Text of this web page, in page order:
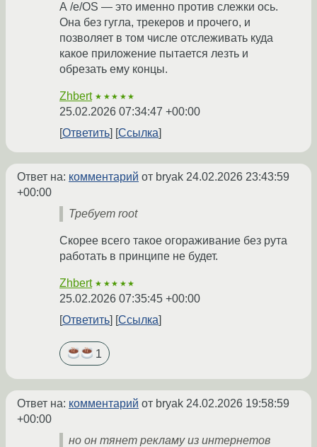
А /e/OS — это именно против слежки ось.
Она без гугла, трекеров и прочего, и
позволяет в том числе отслеживать куда
какое приложение пытается лезть и
обрезать ему концы.
Zhbert ★★★★★
25.02.2026 07:34:47 +00:00
Ответить
Ссылка
Ответ на: комментарий от bryak 24.02.2026 23:43:59
+00:00
Требует root
Скорее всего такое огораживание без рута
работать в принципе не будет.
Zhbert ★★★★★
25.02.2026 07:35:45 +00:00
Ответить
Ссылка
1
Ответ на: комментарий от bryak 24.02.2026 19:58:59
+00:00
но он тянет рекламу из интернетов